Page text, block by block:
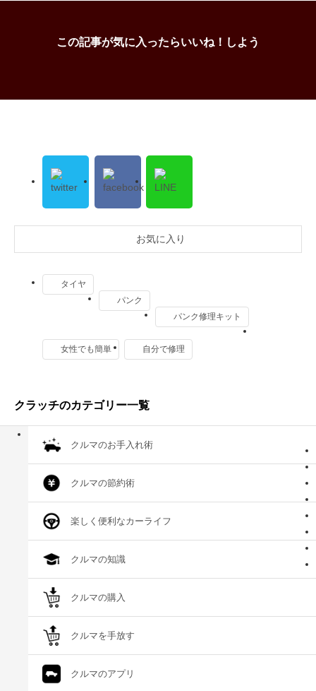
この記事が気に入ったらいいね！しよう
お気に入り
タイヤ
パンク
パンク修理キット
女性でも簡単 自分で修理
クラッチのカテゴリー一覧
クルマのお手入れ術
クルマの節約術
楽しく便利なカーライフ
クルマの知識
クルマの購入
クルマを手放す
クルマのアプリ